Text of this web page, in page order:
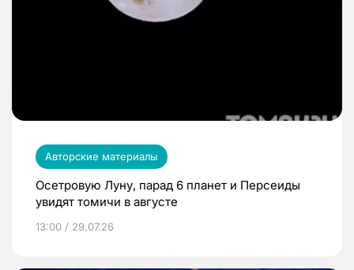
Авторские материалы
Осетровую Луну, парад 6 планет и Персеиды
увидят томичи в августе
13:00 / 29.07.26